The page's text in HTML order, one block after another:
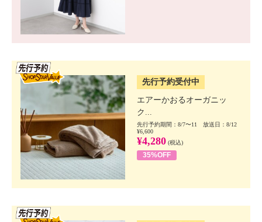
先行予約受付中
エアーかおるオーガニッ
ク...
先行予約期間：8/7〜11 放送日：8/12
¥6,600
¥4,280 (税込)
35%OFF